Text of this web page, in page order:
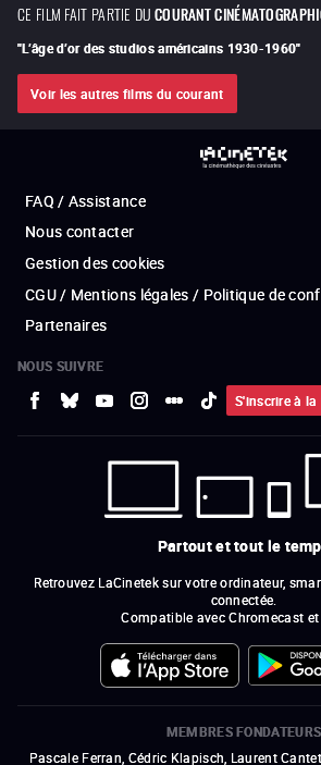
CE FILM FAIT PARTIE DUCOURANT
"L’âge d’or des studios américains 1930-1960"
Voir les autres films du courant
FAQ / Assistance
Nous contacter
Gestion des cookies
CGU / Mentions légales / Politique de
Partenaires
NOUS SUIVRE
S'inscrire à
Partout et tout le
Retrouvez LaCinetek sur votre ordinateur,
connectée.
Compatible avec Chromecast
MEMBRES FONDATEURS
Pascale Ferran, Cédric Klapisch, Laurent